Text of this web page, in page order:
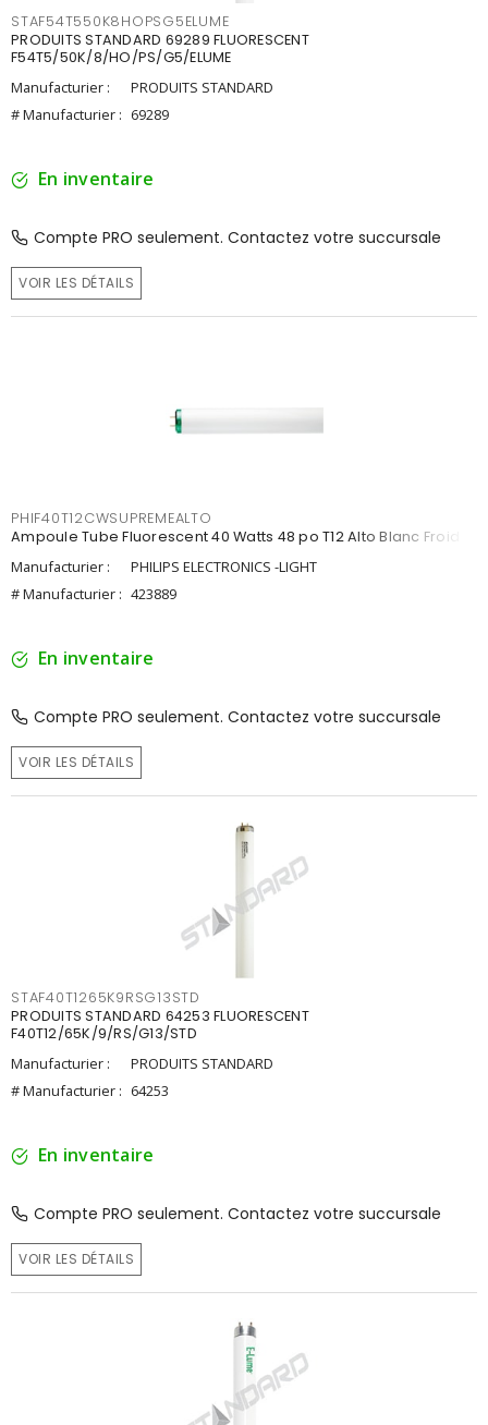
STAF54T550K8HOPSG5ELUME
PRODUITS STANDARD 69289 FLUORESCENT
F54T5/50K/8/HO/PS/G5/ELUME
Manufacturier :
PRODUITS STANDARD
# Manufacturier : 69289
En inventaire
Compte PRO seulement. Contactez votre succursale
VOIR LES DÉTAILS
PHIF40T12CWSUPREMEALTO
Ampoule Tube Fluorescent 40 Watts 48 po T12 Alto Blanc Froid
Manufacturier :
PHILIPS ELECTRONICS -LIGHT
# Manufacturier : 423889
En inventaire
Compte PRO seulement. Contactez votre succursale
VOIR LES DÉTAILS
STAF40T1265K9RSG13STD
PRODUITS STANDARD 64253 FLUORESCENT
F40T12/65K/9/RS/G13/STD
Manufacturier :
PRODUITS STANDARD
# Manufacturier : 64253
En inventaire
Compte PRO seulement. Contactez votre succursale
VOIR LES DÉTAILS